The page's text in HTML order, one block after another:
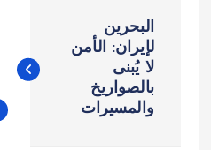
ص
البحرين
لإيران: الأمن
لا يُبنى
بالصواريخ
والمسيرات